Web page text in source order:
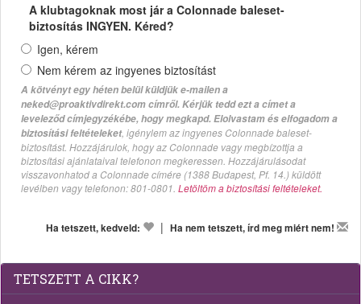
A klubtagoknak most jár a Colonnade baleset-
biztosítás INGYEN. Kéred?
Igen, kérem
Nem kérem az ingyenes biztosítást
A kötvényt egy héten belül küldjük e-mailen a
neked@proaktivdirekt.com címről. Kérjük tedd ezt a címet a
leveleződ címjegyzékébe, hogy megkapd. Elolvastam és elfogadom a
biztosítási feltételeket, igénylem az ingyenes Colonnade baleset-
biztosítást. Hozzájárulok, hogy az Colonnade vagy megbízottja a
biztosítási ajánlataival telefonon megkeressen. Hozzájárulásodat
visszavonhatod a Colonnade címére (1388 Budapest, Pf. 14.) küldött
levélben vagy telefonon: 801-0801. Letöltöm a biztosítási feltételeket.
Ha tetszett, kedveld: | Ha nem tetszett, írd meg miért nem!
TETSZETT A CIKK?